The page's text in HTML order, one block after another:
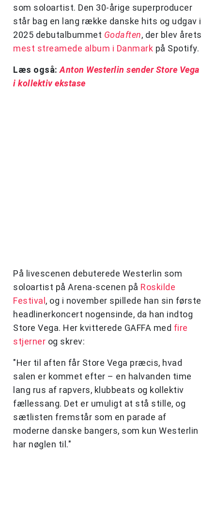
som soloartist. Den 30-årige superproducer
står bag en lang række danske hits og udgav i
2025 debutalbummet Godaften, der blev årets
mest streamede album i Danmark på Spotify.
Læs også:Anton Westerlin sender Store Vega
i kollektiv ekstase
På livescenen debuterede Westerlin som
soloartist på Arena-scenen på Roskilde
Festival , og i november spillede han sin første
headlinerkoncert nogensinde, da han indtog
Store Vega. Her kvitterede GAFFA med fire
stjerner og skrev:
"Her til aften får Store Vega præcis, hvad
salen er kommet efter – en halvanden time
lang rus af rapvers, klubbeats og kollektiv
fællessang. Det er umuligt at stå stille, og
sætlisten fremstår som en parade af
moderne danske bangers, som kun Westerlin
har nøglen til."